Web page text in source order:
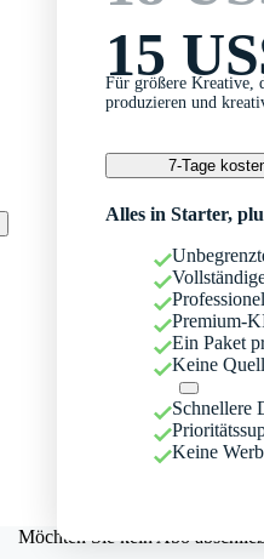
15
Für größere Kreative,
produzieren und
7-Tage
Alles in Starter,
Premium-
Ein Paket
Keine
Schnellere
Keine
Möchten Sie kein Abo